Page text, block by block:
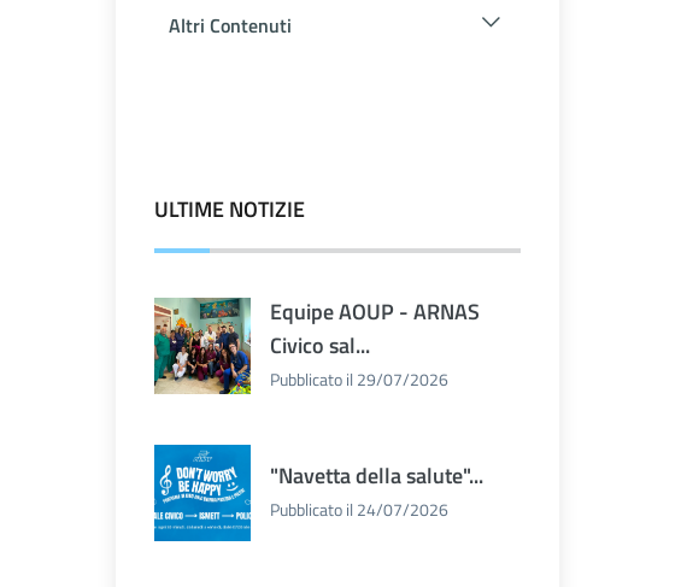
Altri Contenuti
ULTIME NOTIZIE
Equipe AOUP - ARNAS
Civico sal...
Pubblicato il 29/07/2026
"Navetta della salute"...
Pubblicato il 24/07/2026